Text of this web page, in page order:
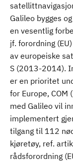
Galileo bygges
en vesentlig
jf. forordning
av europeiske
S (2013-2014).
er en prioritet
for Europe,
med Galileo vil
implementert
tilgang til 112
kjøretøy, ref.
rådsforordning